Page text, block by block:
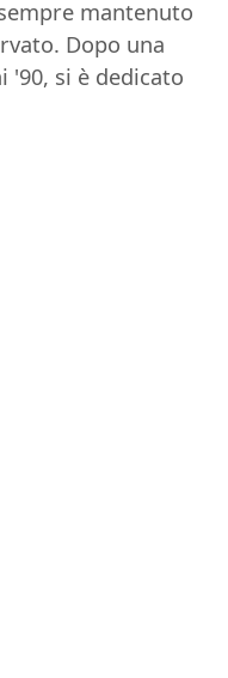
mantenuto
Dopo una
'90, si è dedicato